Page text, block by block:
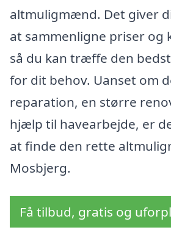
altmuligmænd. Det giver
at sammenligne priser og
så du kan træffe den
for dit behov. Uanset om
reparation, en større
hjælp til havearbejde, er
at finde den rette
Mosbjerg.
Få tilbud, gratis og